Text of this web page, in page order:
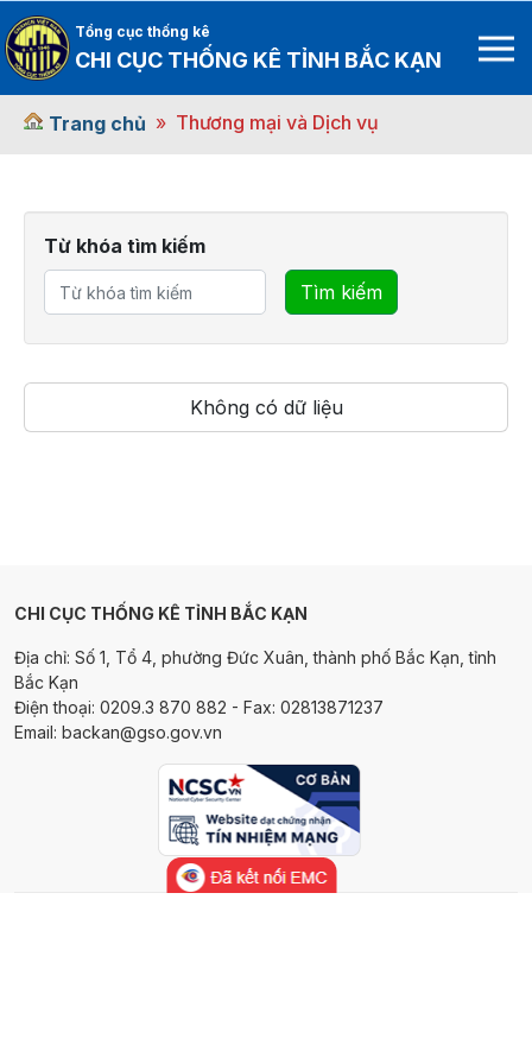
Tổng cục thống kê
CHI CỤC THỐNG KÊ TỈNH BẮC KẠN
Trang chủ Thương mại và Dịch vụ
Từ khóa tìm kiếm
Tìm kiếm
Không có dữ liệu
CHI CỤC THỐNG KÊ TỈNH BẮC KẠN
Địa chỉ: Số 1, Tổ 4, phường Đức Xuân, thành phố Bắc Kạn, tỉnh
Bắc Kạn
Điện thoại: 0209.3 870 882 - Fax: 02813871237
Email: backan@gso.gov.vn